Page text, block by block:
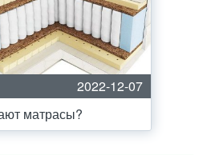
2022-12-07
матрасы?